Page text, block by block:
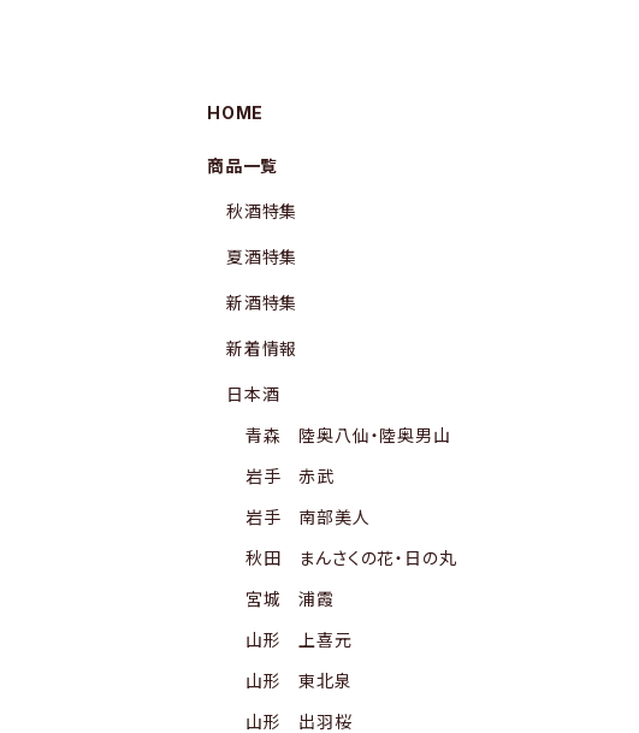
HOME
商品一覧
秋酒特集
夏酒特集
新酒特集
新着情報
日本酒
青森 陸奥八仙・陸奥男山
岩手 赤武
岩手 南部美人
秋田 まんさくの花・日の丸
宮城 浦霞
山形 上喜元
山形 東北泉
山形 出羽桜